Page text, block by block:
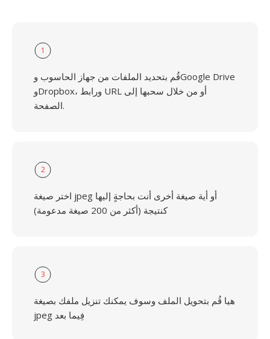
1
قُم بتحديد الملفات من جهاز الحاسوب وGoogle Drive
وDropbox، ورابط URL أو من خلال سحبها إلى
الصفحة.
2
اختر صيغة jpeg أو أية صيغة أخرى أنت بحاجةٍ إليها
كنتيجة (أكثر من 200 صيغة مدعومة)
3
هيا قُم بتحويل الملف وسوف يمكنك تنزيل ملفك بصيغة
jpeg فِيما بعد